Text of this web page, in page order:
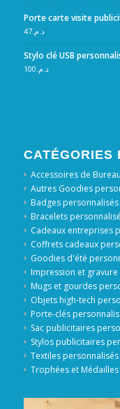
Porte carte visite
د.م.47
Stylo clé USB
د.م.100
CATÉGORIES
Accessoires de
Autres Goodies
Badges personnalisés
Bracelets
Cadeaux entreprises
Coffrets cadeaux
Goodies d'été
Impression et
Mugs et gourdes
Objets high-tech
Porte-clés
Sac publicitaires
Stylos publicitaires
Textiles
Trophées et